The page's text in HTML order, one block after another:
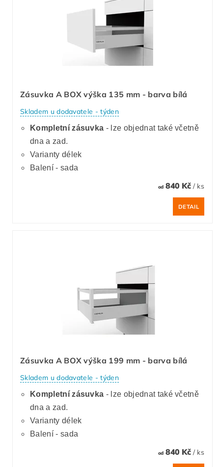
Zásuvka A BOX výška 135 mm - barva bílá
Skladem u dodavatele - týden
Kompletní zásuvka - lze objednat také včetně
dna a zad.
Varianty délek
Balení - sada
od840 Kč / ks
DETAIL
Zásuvka A BOX výška 199 mm - barva bílá
Skladem u dodavatele - týden
Kompletní zásuvka - lze objednat také včetně
dna a zad.
Varianty délek
Balení - sada
od840 Kč / ks